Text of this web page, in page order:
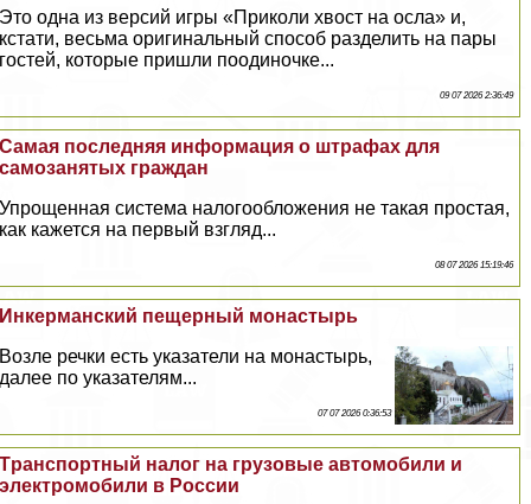
Это одна из версий игры «Приколи хвост на осла» и,
кстати, весьма оригинальный способ разделить на пары
гостей, которые пришли поодиночке...
09 07 2026 2:36:49
Самая последняя информация о штрафах для
самозанятых граждан
Упрощенная система налогообложения не такая простая,
как кажется на первый взгляд...
08 07 2026 15:19:46
Инкерманский пещерный монастырь
Возле речки есть указатели на монастырь,
далее по указателям...
07 07 2026 0:36:53
Tрaнcпортный налог на грузовые автомобили и
электромобили в России